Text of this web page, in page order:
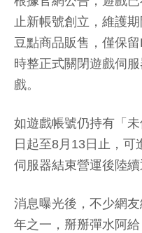
止新帳號創立，維護
豆點商品販售，僅保
時整正式關閉遊戲伺
戲。
如遊戲帳號仍持有「
日起至8月13日止，
伺服器結束營運後陸續
消息曝光後，不少網
年之一，掰掰彈水阿